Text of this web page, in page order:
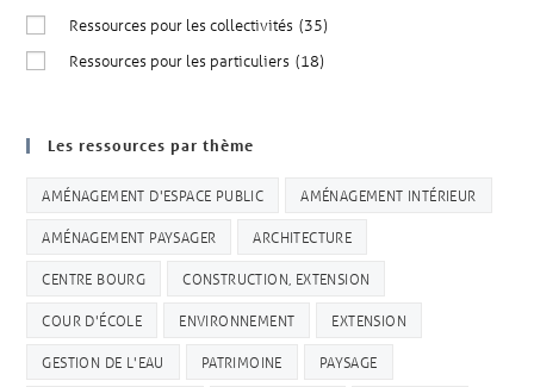
Ressources pour les collectivités (35)
Ressources pour les particuliers (18)
Les ressources par thème
AMÉNAGEMENT D'ESPACE PUBLIC AMÉNAGEMENT INTÉRIEUR
AMÉNAGEMENT PAYSAGER ARCHITECTURE
CENTRE BOURG CONSTRUCTION, EXTENSION
COUR D'ÉCOLE ENVIRONNEMENT EXTENSION
GESTION DE L'EAU PATRIMOINE PAYSAGE